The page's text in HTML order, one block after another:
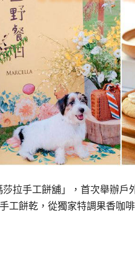
拉手工餅舖」，首次舉辦戶
工餅乾，從獨家特調果香咖